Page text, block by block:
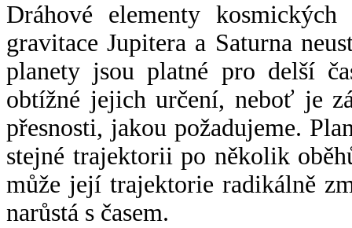
Dráhové elementy
gravitace Jupitera a Saturna
planety jsou platné pro delší
obtížné jejich určení, neboť je
přesnosti, jakou požadujeme.
stejné trajektorii po několik
může její trajektorie radikálně
narůstá s časem.